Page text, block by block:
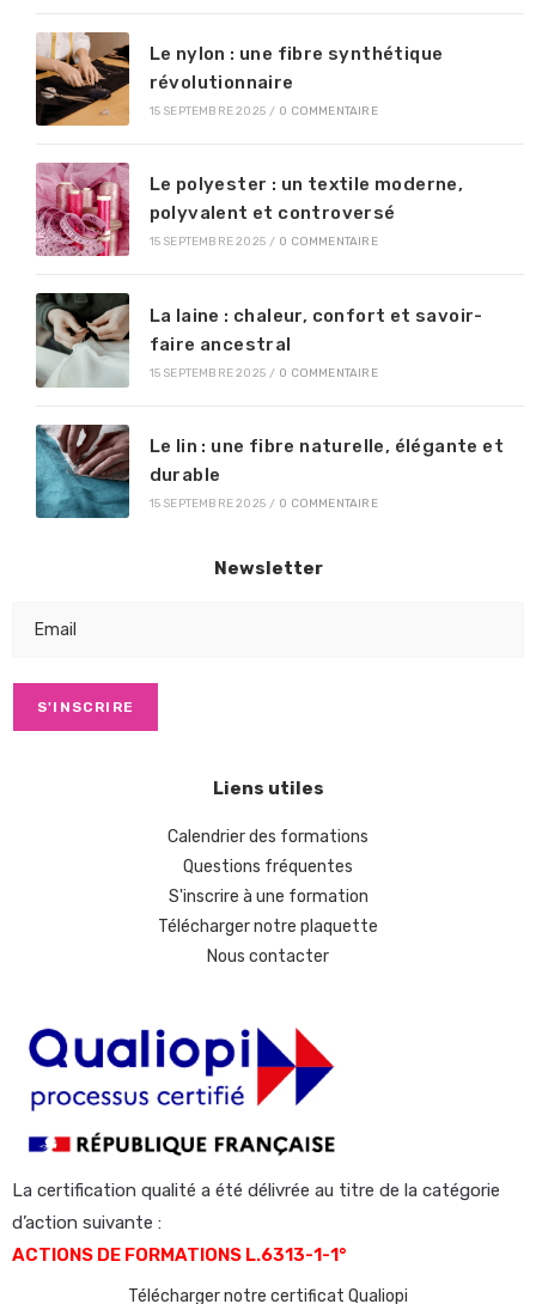
Le nylon : une fibre synthétique
révolutionnaire
15 SEPTEMBRE 2025 / 0 COMMENTAIRE
Le polyester : un textile moderne,
polyvalent et controversé
15 SEPTEMBRE 2025 / 0 COMMENTAIRE
La laine : chaleur, confort et savoir-
faire ancestral
15 SEPTEMBRE 2025 / 0 COMMENTAIRE
Le lin : une fibre naturelle, élégante et
durable
15 SEPTEMBRE 2025 / 0 COMMENTAIRE
Newsletter
Liens utiles
Calendrier des formations
Questions fréquentes
S'inscrire à une formation
Télécharger notre plaquette
Nous contacter
La certification qualité a été délivrée au titre de la catégorie
d’action suivante :
ACTIONS DE FORMATIONS L.6313-1-1°
Télécharger notre certificat Qualiopi